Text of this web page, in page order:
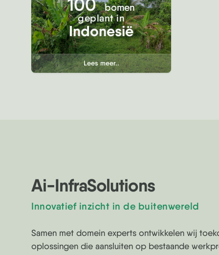
100 bomen
geplant in
Indonesië
Lees meer..
Ai-InfraSolutions
Innovatief inzicht in de buitenwereld
Samen met domein experts ontwikkelen wij
oplossingen die aansluiten op bestaande